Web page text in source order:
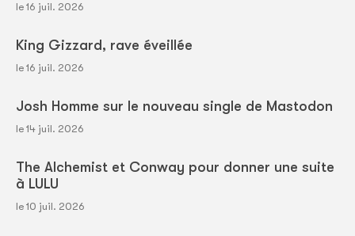
le 16 juil. 2026
King Gizzard, rave éveillée
le 16 juil. 2026
Josh Homme sur le nouveau single de Mastodon
le 14 juil. 2026
The Alchemist et Conway pour donner une suite
à LULU
le 10 juil. 2026